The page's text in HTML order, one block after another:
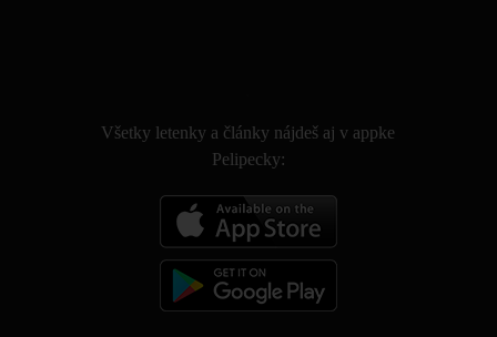
Všetky letenky a články nájdeš aj v appke
Pelipecky: